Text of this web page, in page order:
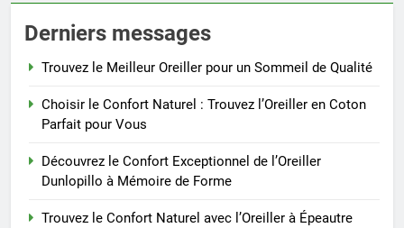
Derniers messages
Trouvez le Meilleur Oreiller pour un Sommeil de Qualité
Choisir le Confort Naturel : Trouvez l’Oreiller en Coton
Parfait pour Vous
Découvrez le Confort Exceptionnel de l’Oreiller
Dunlopillo à Mémoire de Forme
Trouvez le Confort Naturel avec l’Oreiller à Épeautre